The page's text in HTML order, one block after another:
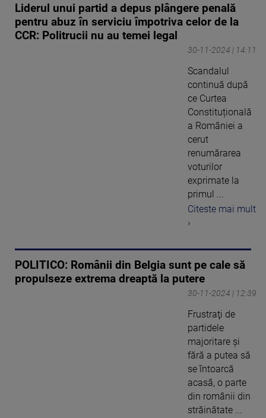
Liderul unui partid a depus plângere penală
pentru abuz în serviciu împotriva celor de la
CCR: Politrucii nu au temei legal
30-11-2024 | 14:11
Scandalul
continuă după
ce Curtea
Constituțională
a României a
cerut
renumărarea
voturilor
exprimate la
primul ...
Citeste mai mult
›
POLITICO: Românii din Belgia sunt pe cale să
propulseze extrema dreaptă la putere
30-11-2024 | 12:39
Frustraţi de
partidele
majoritare şi
fără a putea să
se întoarcă
acasă, o parte
din românii din
străinătate ...